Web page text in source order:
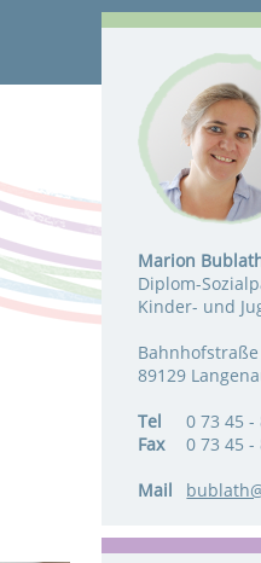
Marion
Diplom-
Kinder- und
Bahnhofstraße
89129
Tel
0 73 45 -
Fax
0 73 45 -
Mail